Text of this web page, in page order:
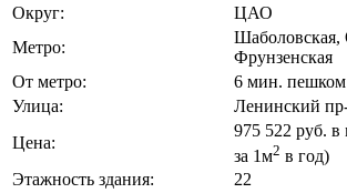
Округ:
ЦАО
Метро:
Шаболовская,
Фрунзенская
От метро:
6 мин. пешком
Улица:
Ленинский
Цена:
975 522 руб. в
за 1м2 в год)
Этажность здания:
22